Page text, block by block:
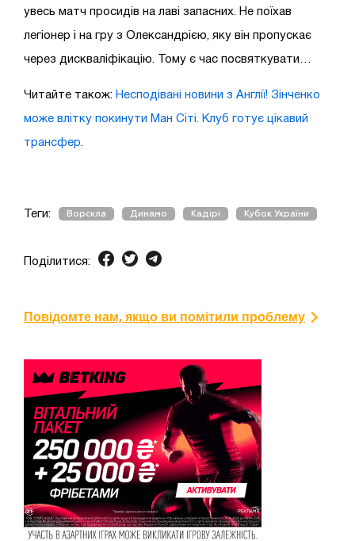
увесь матч просидів на лаві запасних. Не поїхав
легіонер і на гру з Олександрією, яку він пропускає
через дискваліфікацію. Тому є час посвяткувати…
Читайте також: Несподівані новини з Англії! Зінченко
може влітку покинути Ман Сіті. Клуб готує цікавий
трансфер
Теги: Ворскла Динамо Кадірі Кубок України
Поділитися:
Повідомте нам, якщо ви помітили проблему